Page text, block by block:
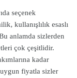
seçenek
kullanışlılık esaslı
anlamda sizlerden
çok çeşitlidir.
kadar
fiyatla sizler